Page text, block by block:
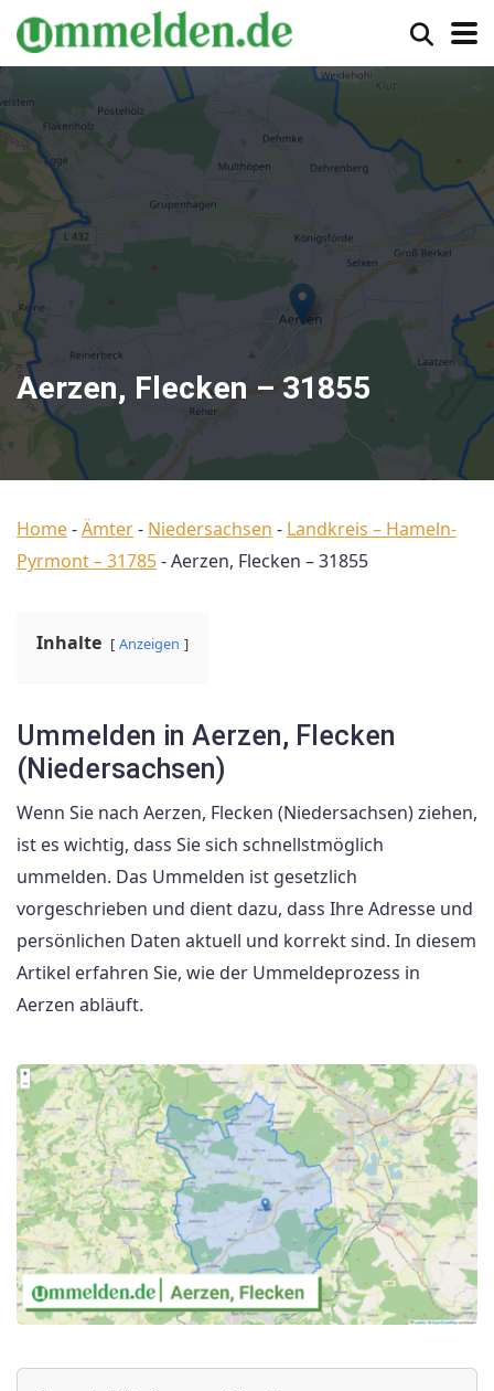
Aerzen, Flecken – 31855
Home-Ämter- Niedersachsen - Landkreis – Hameln-
Pyrmont – 31785-Aerzen, Flecken – 31855
Inhalte Anzeigen
Ummelden in Aerzen, Flecken
(Niedersachsen)
Wenn Sie nach Aerzen, Flecken (Niedersachsen) ziehen,
ist es wichtig, dass Sie sich schnellstmöglich
ummelden. Das Ummelden ist gesetzlich
vorgeschrieben und dient dazu, dass Ihre Adresse und
persönlichen Daten aktuell und korrekt sind. In diesem
Artikel erfahren Sie, wie der Ummeldeprozess in
Aerzen abläuft.